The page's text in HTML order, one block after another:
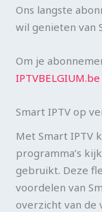
Ons langste
wil genieten van
Om je
IPTVBELGIUM.be
Smart IPTV op
Met Smart IPTV
programma’s
gebruikt. Deze
voordelen van
overzicht van de